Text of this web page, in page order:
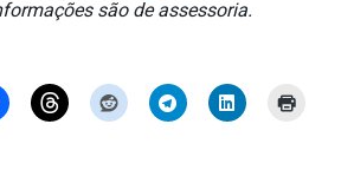
são de assessoria.